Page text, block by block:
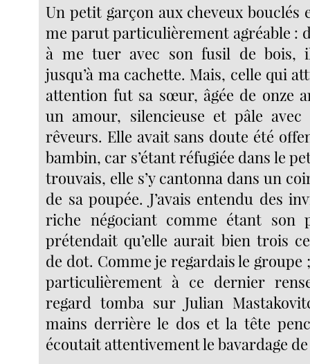
Un petit garçon aux cheveux bouclés
me parut particulièrement agréable :
à me tuer avec son fusil de bois,
jusqu’à ma cachette. Mais, celle qui
attention fut sa sœur, âgée de onze
un amour, silencieuse et pâle avec
rêveurs. Elle avait sans doute été
bambin, car s’étant réfugiée dans le
trouvais, elle s’y cantonna dans un
de sa poupée. J’avais entendu des
riche négociant comme étant son
prétendait qu’elle aurait bien trois
de dot. Comme je regardais le groupe
particulièrement à ce dernier
regard tomba sur Julian
mains derrière le dos et la tête
écoutait attentivement le bavardage